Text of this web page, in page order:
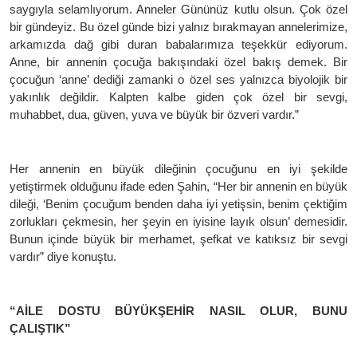
saygıyla selamlıyorum. Anneler Gününüz kutlu olsun. Çok özel
bir gündeyiz. Bu özel günde bizi yalnız bırakmayan annelerimize,
arkamızda dağ gibi duran babalarımıza teşekkür ediyorum.
Anne, bir annenin çocuğa bakışındaki özel bakış demek. Bir
çocuğun ‘anne’ dediği zamanki o özel ses yalnızca biyolojik bir
yakınlık değildir. Kalpten kalbe giden çok özel bir sevgi,
muhabbet, dua, güven, yuva ve büyük bir özveri vardır.”
Her annenin en büyük dileğinin çocuğunu en iyi şekilde
yetiştirmek olduğunu ifade eden Şahin, “Her bir annenin en büyük
dileği, ‘Benim çocuğum benden daha iyi yetişsin, benim çektiğim
zorlukları çekmesin, her şeyin en iyisine layık olsun’ demesidir.
Bunun içinde büyük bir merhamet, şefkat ve katıksız bir sevgi
vardır” diye konuştu.
“AİLE DOSTU BÜYÜKŞEHİR NASIL OLUR, BUNU
ÇALIŞTIK”